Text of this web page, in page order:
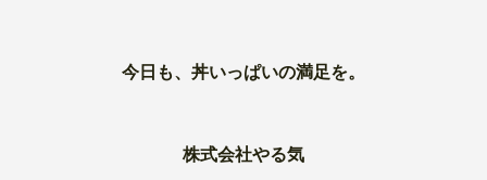
今日も、丼いっぱいの満足を。
株式会社やる気